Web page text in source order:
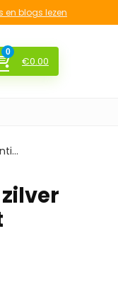
en blogs lezen
0
€0.00